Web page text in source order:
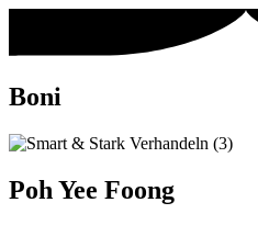
springen
Boni
Poh Yee Foong